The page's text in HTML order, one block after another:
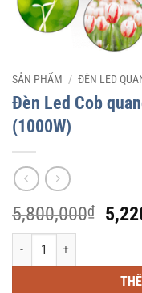
SẢN PHẨM / ĐÈN LED
Đèn Led Cob
(1000W)
5,800,000₫
Giá
Đèn Led Cob quang hợp cho